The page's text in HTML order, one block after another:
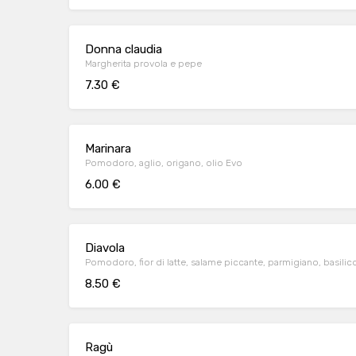
Donna claudia
Margherita provola e pepe
7.30 €
Marinara
Pomodoro, aglio, origano, olio Evo
6.00 €
Diavola
Pomodoro, fior di latte, salame piccante, parmigiano,
8.50 €
Ragù